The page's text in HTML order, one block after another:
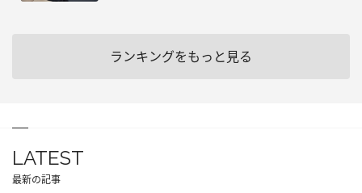
ランキングをもっと見る
LATEST
最新の記事